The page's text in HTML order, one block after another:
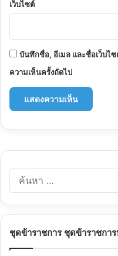
เว็บไซต์
บันทึกชื่อ, อีเมล และชื่อเว็บไ
ความเห็นครั้งถัดไป
ชุดข้าราชการ ชุดข้าราชกา